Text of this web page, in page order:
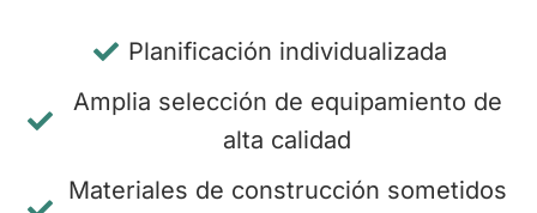
Planificación individualizada
Amplia selección de equipamiento de
alta calidad
Materiales de construcción sometidos